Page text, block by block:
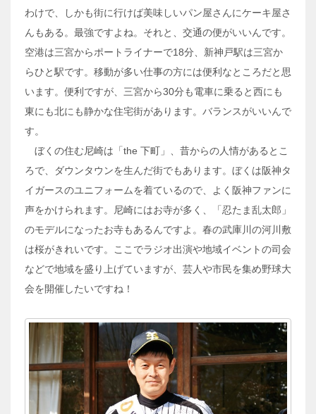
わけで、しかも街に行けば美味しいパン屋さんにケーキ屋さ
んもある。最強ですよね。それと、交通の便がいいんです。
空港は三宮からポートライナーで18分、新神戸駅は三宮か
らひと駅です。移動が多い仕事の方には便利なところだと思
います。便利ですが、三宮から30分も電車に乗ると西にも
東にも北にも静かな住宅街があります。バランスがいいんで
す。
ぼくの住む尼崎は「the 下町」、昔からの人情があるとこ
ろで、ダウンタウンを生んだ街でもあります。ぼくは阪神タ
イガースのユニフォームを着ているので、よく阪神ファンに
声をかけられます。尼崎にはお寺が多く、「忍たま乱太郎」
のモデルになったお寺もあるんですよ。春の武庫川の河川敷
は桜がきれいです。ここでラジオ出演や地域イベントの司会
などで地域を盛り上げていますが、芸人や市民を集め野球大
会を開催したいですね！